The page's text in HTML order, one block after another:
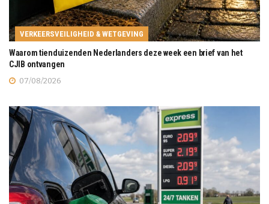
VERKEERSVEILIGHEID & WETGEVING
Waarom tienduizenden Nederlanders deze week een brief van het
CJIB ontvangen
07/08/2026